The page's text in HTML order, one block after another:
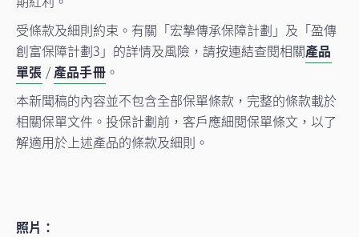
受條款及細則約束。有關「宏摯傳承保障計劃」及「盈傳
創富保障計劃3」的詳情及風險，請按連結查閱相關產品
單張 / 產品手冊。
本新聞稿的內容並不包含全部保單條款，完整的條款載於
相關保單文件。投保計劃前，客戶應細閱保單條文，以了
解適用於上述產品的條款及細則。
照片：